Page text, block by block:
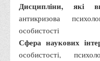
Дисципліни, які
антикризова
особистості
Сфера наукових
особистості,